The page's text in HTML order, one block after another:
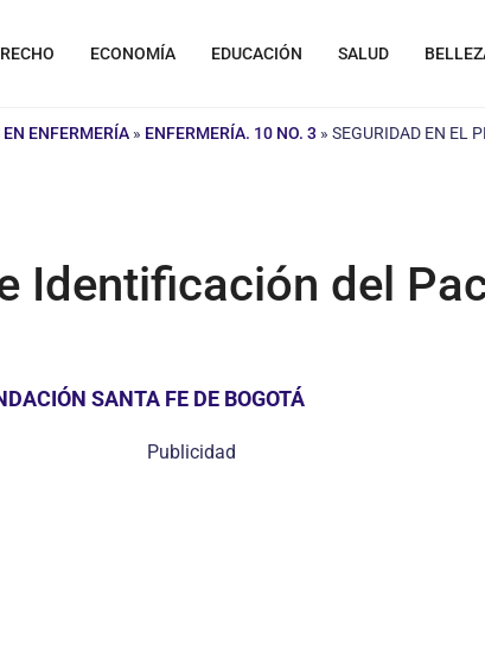
ECONOMÍA EDUCACIÓN SALUD
ENFERMERÍA » ENFERMERÍA. 10 NO. 3 » SEGURIDAD EN EL
Identificación del
SANTA FE DE BOGOTÁ
Publicidad